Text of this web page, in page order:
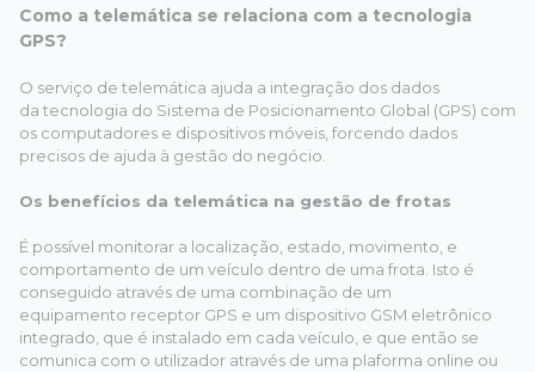
Como a telemática se relaciona com a tecnologia
GPS?
O serviço de telemática ajuda a integração dos dados
da tecnologia do Sistema de Posicionamento Global (GPS) com
os computadores e dispositivos móveis, forcendo dados
precisos de ajuda à gestão do negócio.
Os benefícios da telemática na gestão de frotas
É possível monitorar a localização, estado, movimento, e
comportamento de um veículo dentro de uma frota. Isto é
conseguido através de uma combinação de um
equipamento receptor GPS e um dispositivo GSM eletrônico
integrado, que é instalado em cada veículo, e que então se
comunica com o utilizador através de uma plaforma online ou